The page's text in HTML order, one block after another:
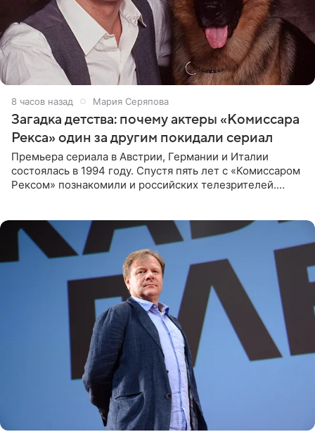
8 часов назад Мария Серяпова
Загадка детства: почему актеры «Комиссара
Рекса» один за другим покидали сериал
Премьера сериала в Австрии, Германии и Италии
состоялась в 1994 году. Спустя пять лет с «Комиссаром
Рексом» познакомили и российских телезрителей.